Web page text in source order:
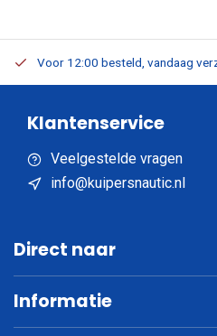
Voor 12:00 besteld, vandaag
Klantenservice
Veelgestelde vragen
info@kuipersnautic.nl
Direct naar
Informatie